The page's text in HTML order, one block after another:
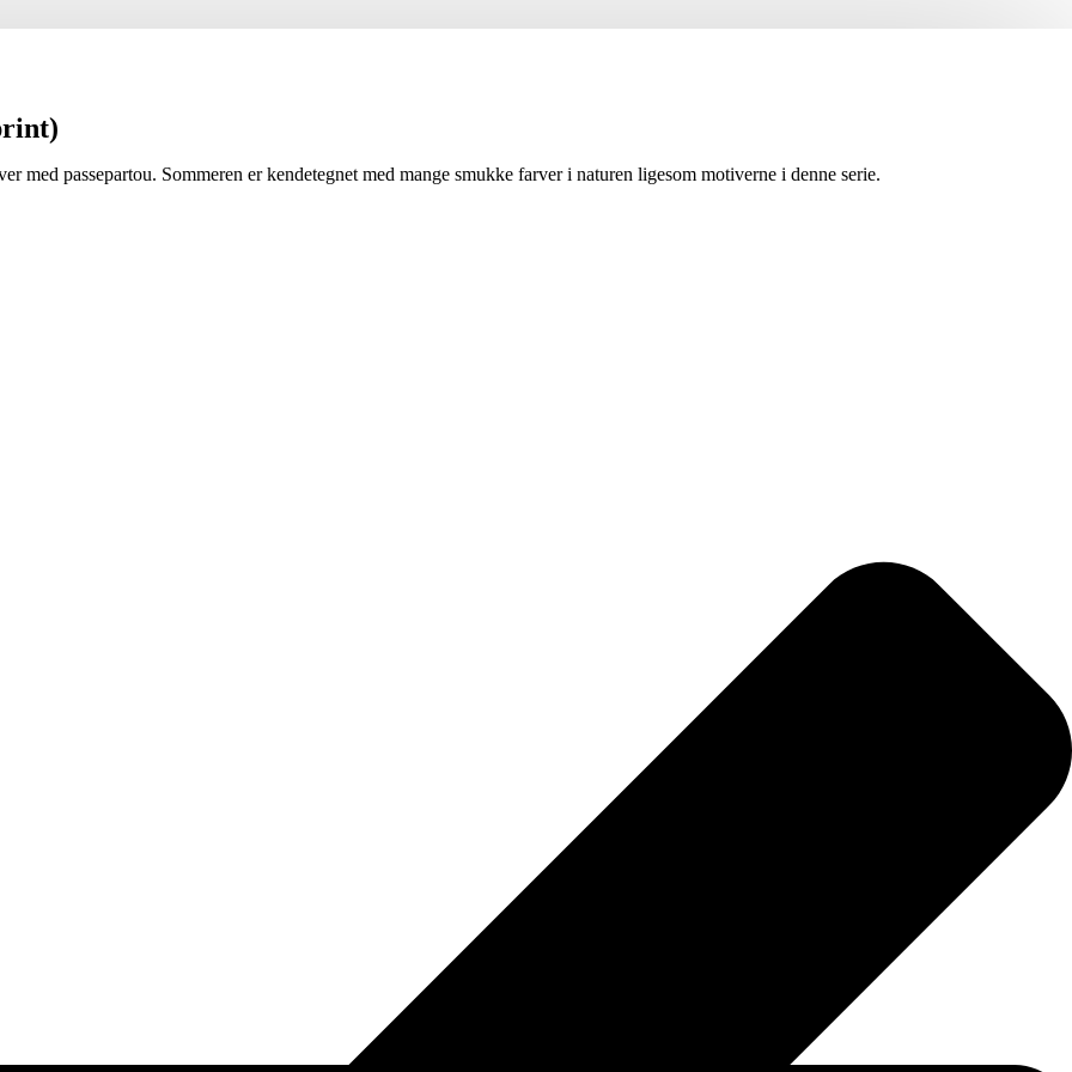
med passepartou. Sommeren er kendetegnet med mange smukke farver i naturen ligesom motiverne i denne serie.